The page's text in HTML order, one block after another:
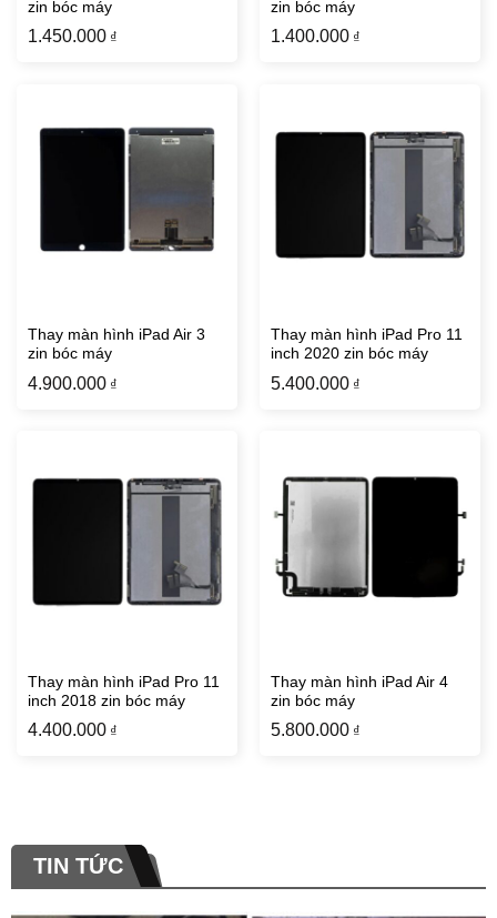
zin bóc máy
1.450.000 ₫
zin bóc máy
1.400.000 ₫
Thay màn hình iPad Air 3
zin bóc máy
4.900.000 ₫
Thay màn hình iPad Pro 11
inch 2020 zin bóc máy
5.400.000 ₫
Thay màn hình iPad Pro 11
inch 2018 zin bóc máy
4.400.000 ₫
Thay màn hình iPad Air 4
zin bóc máy
5.800.000 ₫
TIN TỨC